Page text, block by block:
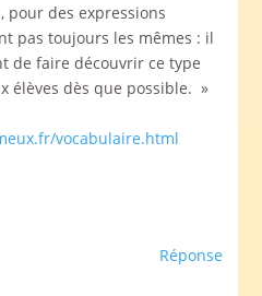
pour des expressions
pas toujours les mêmes : il
de faire découvrir ce type
élèves dès que possible. »
vocabulaire.html
Réponse